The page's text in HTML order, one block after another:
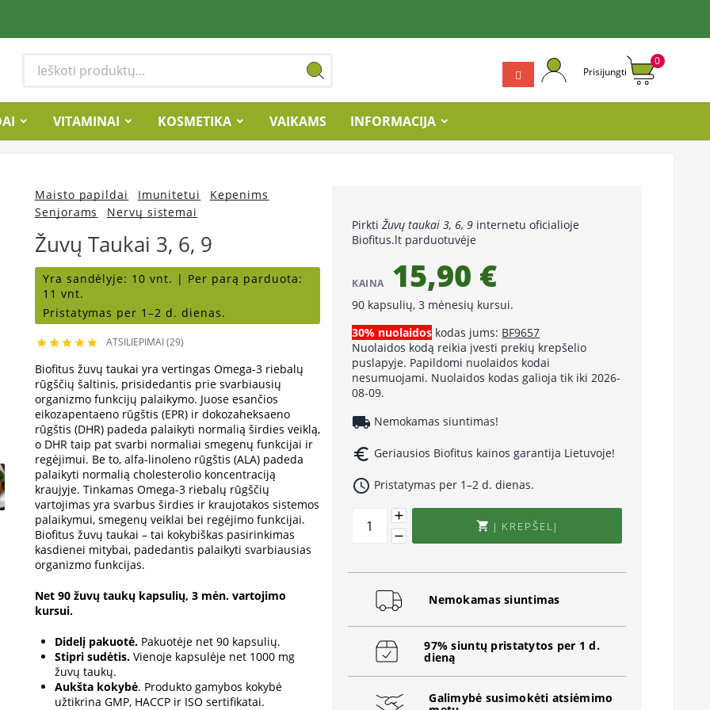
Prisijungti
0
VITAMINAI KOSMETIKA VAIKAMS INFORMACIJA
Maisto papildai Imunitetui
Kepenims
Senjorams
Nervų sistemai
Žuvų Taukai 3, 6, 9
Yra sandėlyje: 10 vnt. | Per parą parduota:
11 vnt.
Pristatymas per 1–2 d. dienas.
     ATSILIEPIMAI (29)
Biofitus žuvų taukai yra vertingas Omega-3 riebalų
rūgščių šaltinis, prisidedantis prie svarbiausių
organizmo funkcijų palaikymo. Juose esančios
eikozapentaeno rūgštis (EPR) ir dokozaheksaeno
rūgštis (DHR) padeda palaikyti normalią širdies veiklą,
o DHR taip pat svarbi normaliai smegenų funkcijai ir
regėjimui. Be to, alfa-linoleno rūgštis (ALA) padeda
palaikyti normalią cholesterolio koncentraciją
kraujyje. Tinkamas Omega-3 riebalų rūgščių
vartojimas yra svarbus širdies ir kraujotakos sistemos
palaikymui, smegenų veiklai bei regėjimo funkcijai.
Biofitus žuvų taukai – tai kokybiškas pasirinkimas
kasdienei mitybai, padedantis palaikyti svarbiausias
organizmo funkcijas.
Net 90 žuvų taukų kapsulių, 3 mėn. vartojimo
kursui.
Didelį pakuotė. Pakuotėje net 90 kapsulių.
Stipri sudėtis. Vienoje kapsulėje net 1000 mg
žuvų taukų.
Aukšta kokybė. Produkto gamybos kokybė
užtikrina GMP, HACCP ir ISO sertifikatai.
PirktiŽuvų taukai 3, 6, 9 internetu oficialioje
Biofitus.lt parduotuvėje
KAINA 15,90 €
90 kapsulių, 3 mėnesių kursui.
30% nuolaidos kodas jums: BF9657
Nuolaidos kodą reikia įvesti prekių krepšelio
puslapyje. Papildomi nuolaidos kodai
nesumuojami. Nuolaidos kodas galioja tik iki 2026-
08-09.
local_shipping Nemokamas siuntimas!
euro_symbol Geriausios Biofitus kainos garantija Lietuvoje!
access_time Pristatymas per 1–2 d. dienas.
 Į KREPŠELĮ
Nemokamas siuntimas
97% siuntų pristatytos per 1 d.
dieną
Galimybė susimokėti atsiėmimo